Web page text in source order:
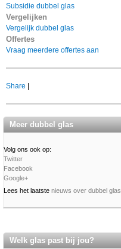
Subsidie dubbel glas
Vergelijken
Vergelijk dubbel glas
Offertes
Vraag meerdere offertes aan
Share
Meer dubbel glas
Volg ons ook op:
Twitter
Facebook
Google+
Lees het laatste nieuws over dubbel glas
Welk glas past bij jou?